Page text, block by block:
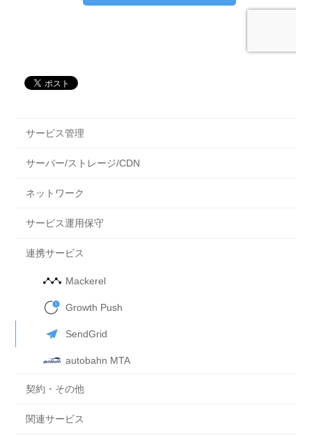
サービス管理
サーバー/ストレージ/CDN
ネットワーク
サービス運用保守
連携サービス
Mackerel
Growth Push
SendGrid
autobahn MTA
契約・その他
関連サービス